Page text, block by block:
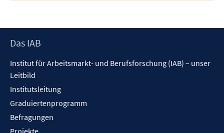
Footer
Das IAB
Institut für Arbeitsmarkt- und Berufsforschung (IAB) – unser
Leitbild
Institutsleitung
Graduiertenprogramm
Befragungen
Projekte